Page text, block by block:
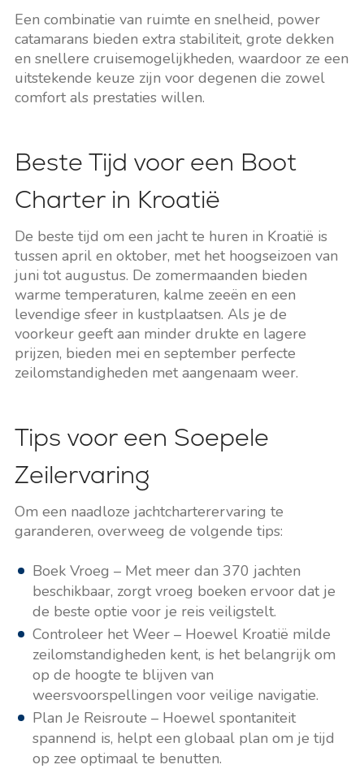
Een combinatie van ruimte en snelheid, power
catamarans bieden extra stabiliteit, grote dekken
en snellere cruisemogelijkheden, waardoor ze een
uitstekende keuze zijn voor degenen die zowel
comfort als prestaties willen.
Beste Tijd voor een Boot
Charter in Kroatië
De beste tijd om een jacht te huren in Kroatië is
tussen april en oktober, met het hoogseizoen van
juni tot augustus. De zomermaanden bieden
warme temperaturen, kalme zeeën en een
levendige sfeer in kustplaatsen. Als je de
voorkeur geeft aan minder drukte en lagere
prijzen, bieden mei en september perfecte
zeilomstandigheden met aangenaam weer.
Tips voor een Soepele
Zeilervaring
Om een naadloze jachtcharterervaring te
garanderen, overweeg de volgende tips:
Boek Vroeg – Met meer dan 370 jachten
beschikbaar, zorgt vroeg boeken ervoor dat je
de beste optie voor je reis veiligstelt.
Controleer het Weer – Hoewel Kroatië milde
zeilomstandigheden kent, is het belangrijk om
op de hoogte te blijven van
weersvoorspellingen voor veilige navigatie.
Plan Je Reisroute – Hoewel spontaniteit
spannend is, helpt een globaal plan om je tijd
op zee optimaal te benutten.